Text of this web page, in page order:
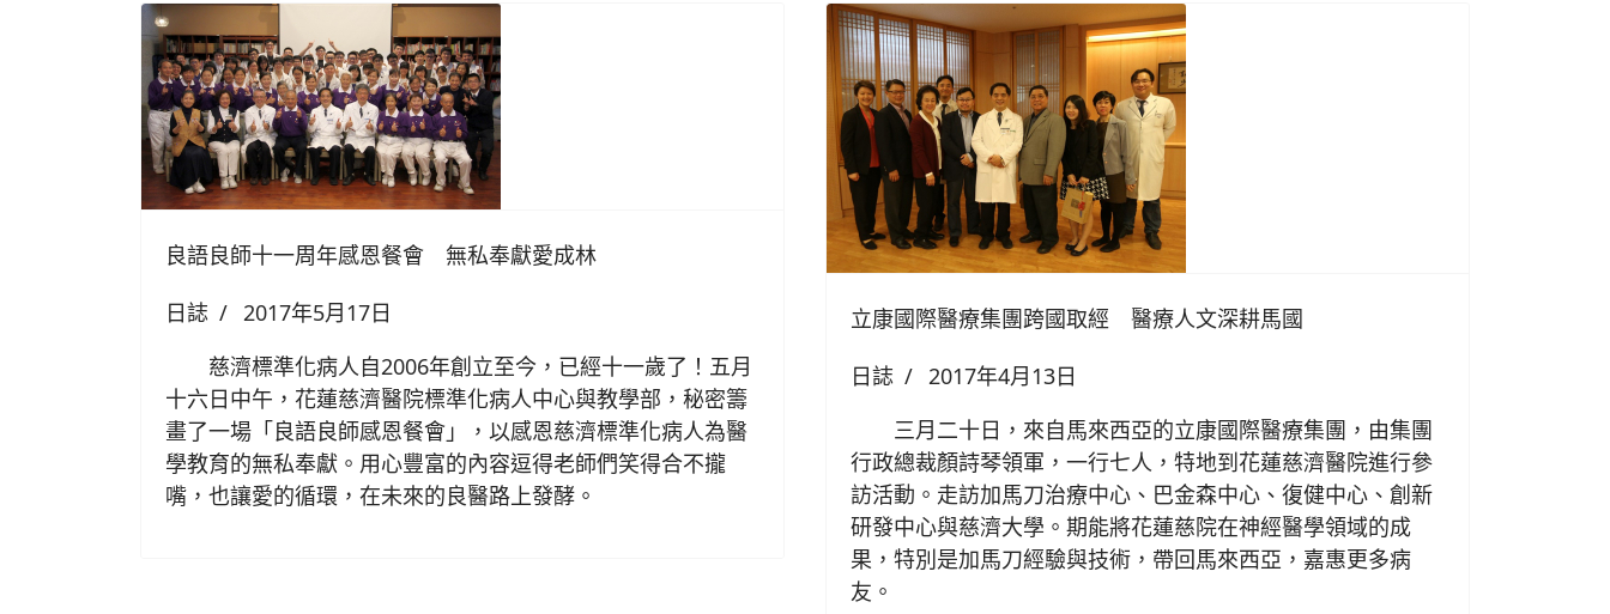
良語良師十一周年感恩餐會 無私奉獻愛成林
日誌
2017年5月17日
慈濟標準化病人自2006年創立至今，已經十一歲了！五月
十六日中午，花蓮慈濟醫院標準化病人中心與教學部，秘密籌
畫了一場「良語良師感恩餐會」，以感恩慈濟標準化病人為醫
學教育的無私奉獻。用心豐富的內容逗得老師們笑得合不攏
嘴，也讓愛的循環，在未來的良醫路上發酵。
立康國際醫療集團跨國取經 醫療人文深耕馬國
日誌
2017年4月13日
三月二十日，來自馬來西亞的立康國際醫療集團，由集團
行政總裁顏詩琴領軍，一行七人，特地到花蓮慈濟醫院進行參
訪活動。走訪加馬刀治療中心、巴金森中心、復健中心、創新
研發中心與慈濟大學。期能將花蓮慈院在神經醫學領域的成
果，特別是加馬刀經驗與技術，帶回馬來西亞，嘉惠更多病
友。